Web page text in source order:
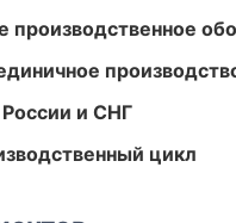
производственное
и СНГ
цикл